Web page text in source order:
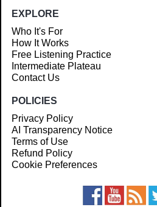
EXPLORE
Who It's For
How It Works
Free Listening Practice
Intermediate Plateau
Contact Us
POLICIES
Privacy Policy
AI Transparency Notice
Terms of Use
Refund Policy
Cookie Preferences